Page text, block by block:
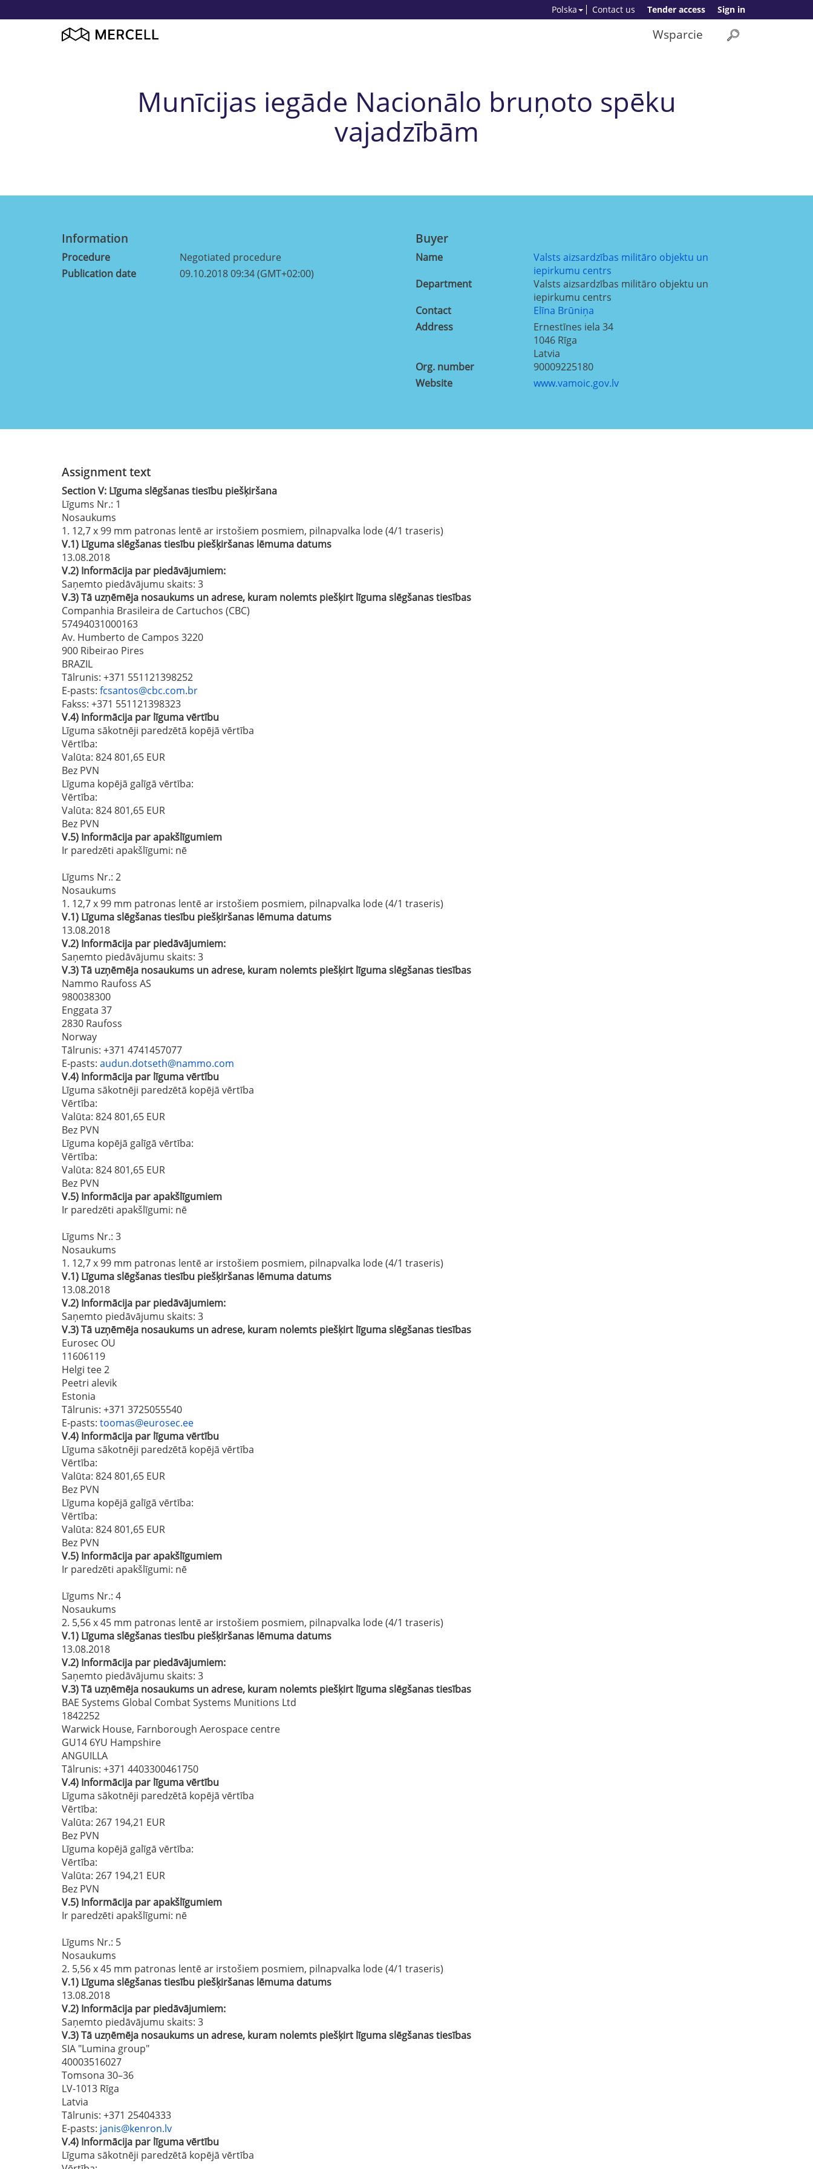
Sign in
Tender access
Contact us
Polska
Wsparcie
Munīcijas iegāde Nacionālo bruņoto spēku
vajadzībām
Information
Procedure
Negotiated procedure
Publication date
09.10.2018 09:34 (GMT+02:00)
Buyer
Name
Valsts aizsardzības militāro objektu un
iepirkumu centrs
Department
Valsts aizsardzības militāro objektu un
iepirkumu centrs
Contact
Elīna Brūniņa
Address
Ernestīnes iela 34
1046 Rīga
Latvia
Org. number
90009225180
Website
www.vamoic.gov.lv
Assignment text
SectionV: Līguma slēgšanas tiesību piešķiršana
Līgums Nr.: 1
Nosaukums
1. 12,7 x 99 mm patronas lentē ar irstošiem posmiem, pilnapvalka lode (4/1 traseris)
V.1) Līguma slēgšanas tiesību piešķiršanas lēmuma datums
13.08.2018
V.2) Informācija par piedāvājumiem:
Saņemto piedāvājumu skaits: 3
V.3)Tā uzņēmēja nosaukums un adrese, kuram nolemts piešķirt līguma slēgšanas tiesības
Companhia Brasileira de Cartuchos (CBC)
57494031000163
Av. Humberto de Campos 3220
900 Ribeirao Pires
BRAZIL
Tālrunis: +371 551121398252
E-pasts: fcsantos@cbc.com.br
Fakss: +371 551121398323
V.4) Informācija par līguma vērtību
Līguma sākotnēji paredzētā kopējā vērtība
Vērtība:
Valūta: 824 801,65 EUR
Bez PVN
Līguma kopējā galīgā vērtība:
Vērtība:
Valūta: 824 801,65 EUR
Bez PVN
V.5) Informācija par apakšlīgumiem
Ir paredzēti apakšlīgumi: nē
Līgums Nr.: 2
Nosaukums
1. 12,7 x 99 mm patronas lentē ar irstošiem posmiem, pilnapvalka lode (4/1 traseris)
V.1) Līguma slēgšanas tiesību piešķiršanas lēmuma datums
13.08.2018
V.2) Informācija par piedāvājumiem:
Saņemto piedāvājumu skaits: 3
V.3)Tā uzņēmēja nosaukums un adrese, kuram nolemts piešķirt līguma slēgšanas tiesības
Nammo Raufoss AS
980038300
Enggata 37
2830 Raufoss
Norway
Tālrunis: +371 4741457077
E-pasts: audun.dotseth@nammo.com
V.4) Informācija par līguma vērtību
Līguma sākotnēji paredzētā kopējā vērtība
Vērtība:
Valūta: 824 801,65 EUR
Bez PVN
Līguma kopējā galīgā vērtība:
Vērtība:
Valūta: 824 801,65 EUR
Bez PVN
V.5) Informācija par apakšlīgumiem
Ir paredzēti apakšlīgumi: nē
Līgums Nr.: 3
Nosaukums
1. 12,7 x 99 mm patronas lentē ar irstošiem posmiem, pilnapvalka lode (4/1 traseris)
V.1) Līguma slēgšanas tiesību piešķiršanas lēmuma datums
13.08.2018
V.2) Informācija par piedāvājumiem:
Saņemto piedāvājumu skaits: 3
V.3)Tā uzņēmēja nosaukums un adrese, kuram nolemts piešķirt līguma slēgšanas tiesības
Eurosec OU
11606119
Helgi tee 2
Peetri alevik
Estonia
Tālrunis: +371 3725055540
E-pasts: toomas@eurosec.ee
V.4) Informācija par līguma vērtību
Līguma sākotnēji paredzētā kopējā vērtība
Vērtība:
Valūta: 824 801,65 EUR
Bez PVN
Līguma kopējā galīgā vērtība:
Vērtība:
Valūta: 824 801,65 EUR
Bez PVN
V.5) Informācija par apakšlīgumiem
Ir paredzēti apakšlīgumi: nē
Līgums Nr.: 4
Nosaukums
2. 5,56 x 45 mm patronas lentē ar irstošiem posmiem, pilnapvalka lode (4/1 traseris)
V.1) Līguma slēgšanas tiesību piešķiršanas lēmuma datums
13.08.2018
V.2) Informācija par piedāvājumiem:
Saņemto piedāvājumu skaits: 3
V.3)Tā uzņēmēja nosaukums un adrese, kuram nolemts piešķirt līguma slēgšanas tiesības
BAE Systems Global Combat Systems Munitions Ltd
1842252
Warwick House, Farnborough Aerospace centre
GU14 6YU Hampshire
ANGUILLA
Tālrunis: +371 4403300461750
V.4) Informācija par līguma vērtību
Līguma sākotnēji paredzētā kopējā vērtība
Vērtība:
Valūta: 267 194,21 EUR
Bez PVN
Līguma kopējā galīgā vērtība:
Vērtība:
Valūta: 267 194,21 EUR
Bez PVN
V.5) Informācija par apakšlīgumiem
Ir paredzēti apakšlīgumi: nē
Līgums Nr.: 5
Nosaukums
2. 5,56 x 45 mm patronas lentē ar irstošiem posmiem, pilnapvalka lode (4/1 traseris)
V.1) Līguma slēgšanas tiesību piešķiršanas lēmuma datums
13.08.2018
V.2) Informācija par piedāvājumiem:
Saņemto piedāvājumu skaits: 3
V.3)Tā uzņēmēja nosaukums un adrese, kuram nolemts piešķirt līguma slēgšanas tiesības
SIA "Lumina group"
40003516027
Tomsona 30–36
LV-1013 Rīga
Latvia
Tālrunis: +371 25404333
E-pasts: janis@kenron.lv
V.4) Informācija par līguma vērtību
Līguma sākotnēji paredzētā kopējā vērtība